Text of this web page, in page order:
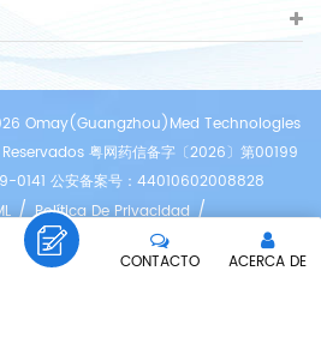
Omay(Guangzhou)Med Technologies
粤网药信备字〔2026〕第00199
0141 公安备案号：44010602008828
/Política De Privacidad/
compatibles
ACERCA DE
CONTACTO